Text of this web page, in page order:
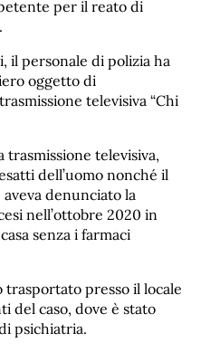
per il reato di
il personale di polizia ha
oggetto di
televisiva “Chi
televisiva,
dell’uomo nonché il
denunciato la
nell’ottobre 2020 in
senza i farmaci
trasportato presso il locale
del caso, dove è stato
psichiatria.